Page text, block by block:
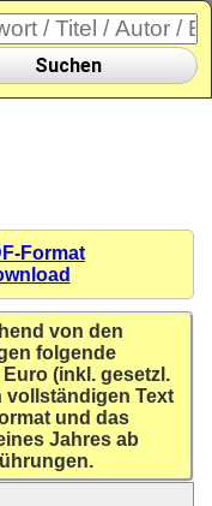
Suchen
Format
von den
folgende
(inkl. gesetzl.
vollständigen Text
und das
Jahres ab